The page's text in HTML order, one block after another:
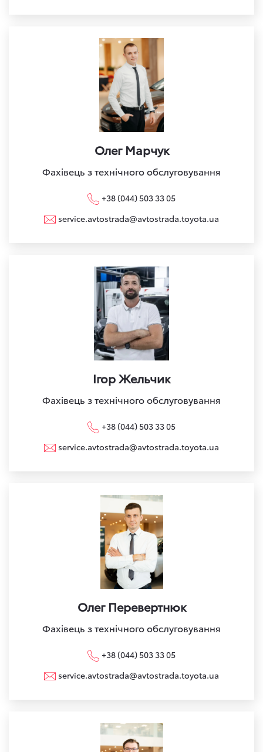
Олег Марчук
Фахівець з технічного обслуговування
+38 (044) 503 33 05
service.avtostrada@avtostrada.toyota.ua
Ігор Жельчик
Фахівець з технічного обслуговування
+38 (044) 503 33 05
service.avtostrada@avtostrada.toyota.ua
Олег Перевертнюк
Фахівець з технічного обслуговування
+38 (044) 503 33 05
service.avtostrada@avtostrada.toyota.ua